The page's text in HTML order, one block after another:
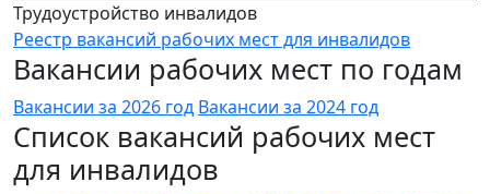
Трудоустройство инвалидов
Реестр вакансий рабочих мест для инвалидов
Вакансии рабочих мест по годам
Вакансии за 2026 год Вакансии за 2024 год
Список вакансий рабочих мест
для инвалидов